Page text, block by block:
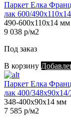
Паркет Елка
лак 600/
490-600х110х14 мм
9 038 р/м2
Под заказ
В корзину
Паркет Елка
лак 400/348х90х14/
348-400х90х14 мм
7 585 р/м2